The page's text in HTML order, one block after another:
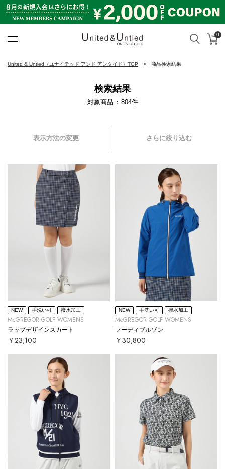
検索 カ
0
United & Untied（ユナイテッド アンド アンタイド）TOP 商品検索結果
検索結果
対象商品 804件
表示方法の変更 さらに絞り込む
NEW 手洗い可 撥水加工
McGREGOR GOLF WOMENS
ラップデザインスカート
￥23,100
NEW 手洗い可 撥水加工
McGREGOR GOLF WOMENS
フーディブルゾン
￥30,800